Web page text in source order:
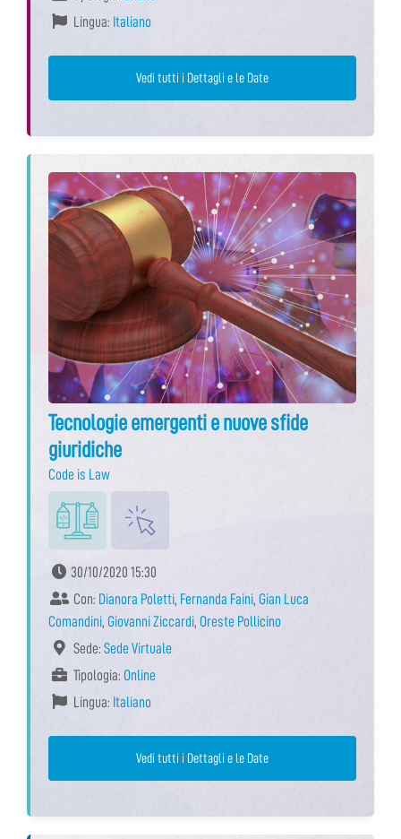
Lingua: Italiano
Vedi tutti i Dettagli e le Date
Tecnologie emergenti e nuove sfide
giuridiche
Code is Law
30/10/2020 15:30
Con: Dianora Poletti, Fernanda Faini, Gian Luca
Comandini, Giovanni Ziccardi, Oreste Pollicino
Sede: Sede Virtuale
Tipologia: Online
Lingua: Italiano
Vedi tutti i Dettagli e le Date